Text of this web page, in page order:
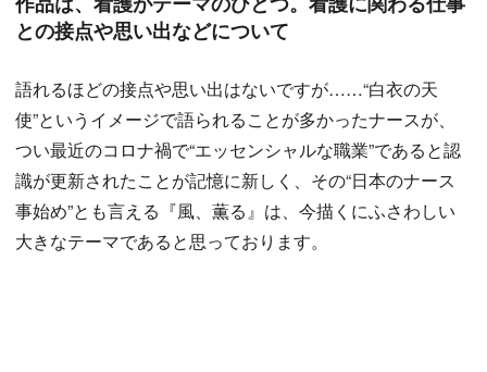
との接点や思い出などについて
語れるほどの接点や思い出はないですが……“白衣の天
使”というイメージで語られることが多かったナースが、
つい最近のコロナ禍で“エッセンシャルな職業”であると認
識が更新されたことが記憶に新しく、その“日本のナース
事始め”とも言える『風、薫る』は、今描くにふさわしい
大きなテーマであると思っております。